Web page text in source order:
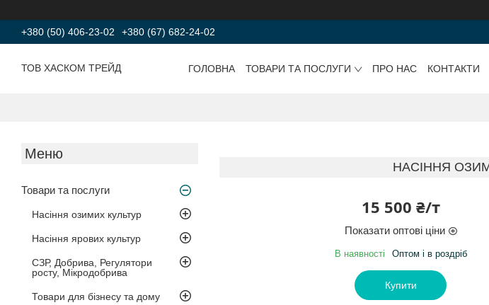
+380 (50) 406-23-02 +380 (67) 682-24-02
ТОВ ХАСКОМ ТРЕЙД ГОЛОВНА ТОВАРИ ТА ПОСЛУГИ ПРО НАС КОНТАКТИ
Товари та послуги
Насіння озимих культур
Насіння ярових культур
СЗР, Добрива, Регулятори
росту, Мікродобрива
Товари для бізнесу та дому
НАСІННЯ
15 500 ₴/т
Показати оптові ціни
В наявності Оптом і в роздріб
Купити